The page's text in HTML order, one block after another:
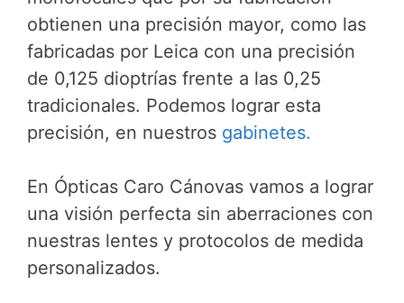
obtienen una precisión mayor, como las
fabricadas por Leica con una precisión
de 0,125 dioptrías frente a las 0,25
tradicionales. Podemos lograr esta
precisión, en nuestros gabinetes.
En Ópticas Caro Cánovas vamos a lograr
una visión perfecta sin aberraciones con
nuestras lentes y protocolos de medida
personalizados.